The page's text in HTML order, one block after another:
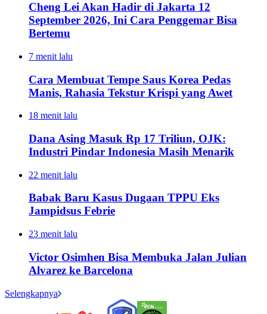
Cheng Lei Akan Hadir di Jakarta 12
September 2026, Ini Cara Penggemar Bisa
Bertemu
7 menit lalu
Cara Membuat Tempe Saus Korea Pedas
Manis, Rahasia Tekstur Krispi yang Awet
18 menit lalu
Dana Asing Masuk Rp 17 Triliun, OJK:
Industri Pindar Indonesia Masih Menarik
22 menit lalu
Babak Baru Kasus Dugaan TPPU Eks
Jampidsus Febrie
23 menit lalu
Victor Osimhen Bisa Membuka Jalan Julian
Alvarez ke Barcelona
Selengkapnya